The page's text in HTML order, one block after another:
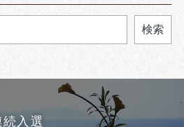
検索
続入選